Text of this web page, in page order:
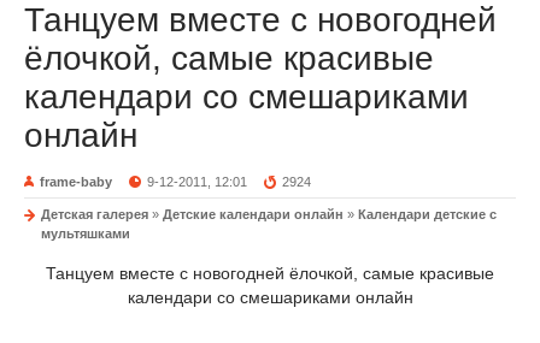
Танцуем вместе с новогодней
ёлочкой, самые красивые
календари со смешариками
онлайн
frame-baby 9-12-2011, 12:01 2924
Детская галерея » Детские календари онлайн » Календари детские с
мультяшками
Танцуем вместе с новогодней ёлочкой, самые красивые
календари со смешариками онлайн